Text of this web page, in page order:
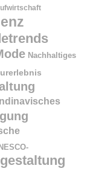
Nachhaltiges